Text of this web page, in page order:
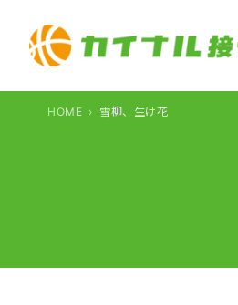
ス
HOME 雪柳、生け花